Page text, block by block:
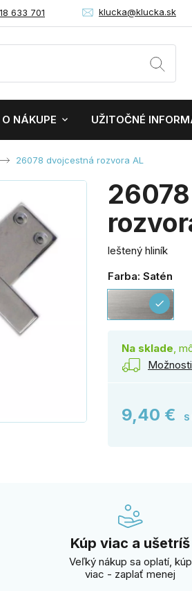
633 701 klucka@klucka.sk
NÁKUPE UŽITOČNÉ
26078 dvojcestná rozvora AL
leštený hliník
Farba: Satén
check
Na sklade,
9,40 € S
Kúp viac a ušetríš
Veľký nákup sa oplatí, kúp
viac - zaplať menej